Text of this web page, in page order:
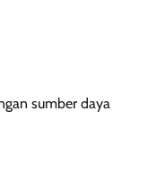
sumber daya